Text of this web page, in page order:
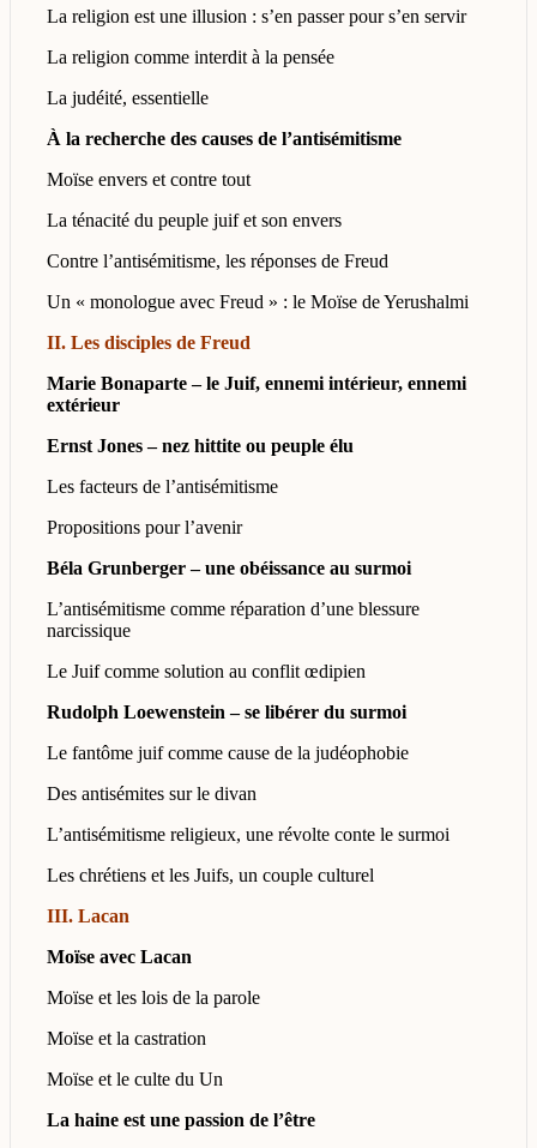
La religion est une illusion : s’en passer pour s’en servir
La religion comme interdit à la pensée
La judéité, essentielle
À la recherche des causes de l’antisémitisme
Moïse envers et contre tout
La ténacité du peuple juif et son envers
Contre l’antisémitisme, les réponses de Freud
Un « monologue avec Freud » : le Moïse de Yerushalmi
II. Les disciples de Freud
Marie Bonaparte – le Juif, ennemi intérieur, ennemi
extérieur
Ernst Jones – nez hittite ou peuple élu
Les facteurs de l’antisémitisme
Propositions pour l’avenir
Béla Grunberger – une obéissance au surmoi
L’antisémitisme comme réparation d’une blessure
narcissique
Le Juif comme solution au conflit œdipien
Rudolph Loewenstein – se libérer du surmoi
Le fantôme juif comme cause de la judéophobie
Des antisémites sur le divan
L’antisémitisme religieux, une révolte conte le surmoi
Les chrétiens et les Juifs, un couple culturel
III. Lacan
Moïse avec Lacan
Moïse et les lois de la parole
Moïse et la castration
Moïse et le culte du Un
La haine est une passion de l’être